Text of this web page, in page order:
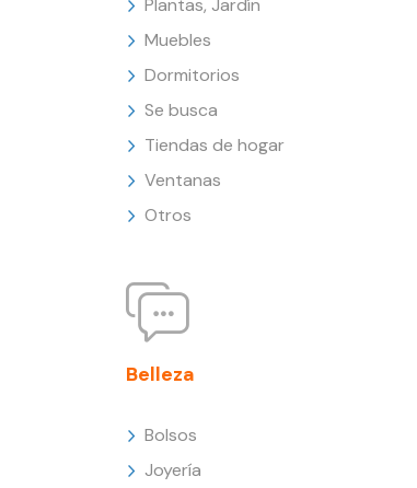
Plantas, Jardín
Muebles
Dormitorios
Se busca
Tiendas de hogar
Ventanas
Otros
Belleza
Bolsos
Joyería